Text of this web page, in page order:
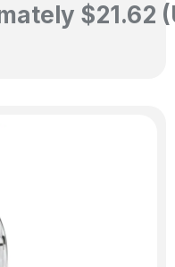
$21.62